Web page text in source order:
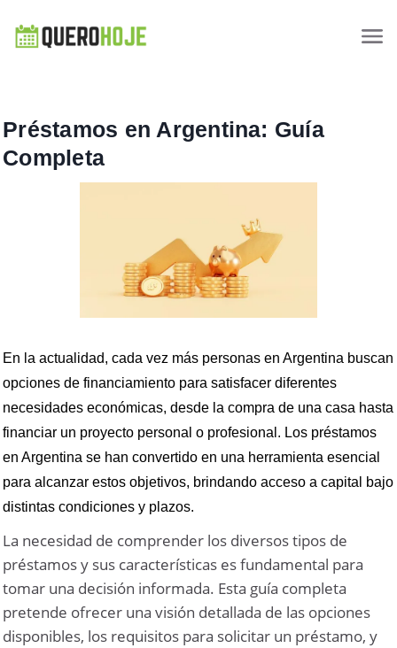
Préstamos en Argentina: Guía
Completa
En la actualidad, cada vez más personas en Argentina buscan
opciones de financiamiento para satisfacer diferentes
necesidades económicas, desde la compra de una casa hasta
financiar un proyecto personal o profesional. Los préstamos
en Argentina se han convertido en una herramienta esencial
para alcanzar estos objetivos, brindando acceso a capital bajo
distintas condiciones y plazos.
La necesidad de comprender los diversos tipos de
préstamos y sus características es fundamental para
tomar una decisión informada. Esta guía completa
pretende ofrecer una visión detallada de las opciones
disponibles, los requisitos para solicitar un préstamo, y